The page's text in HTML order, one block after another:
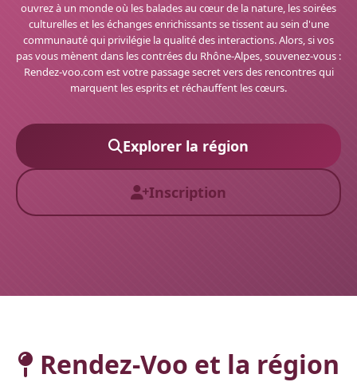
ouvrez à un monde où les balades au cœur de la nature, les soirées
culturelles et les échanges enrichissants se tissent au sein d'une
communauté qui privilégie la qualité des interactions. Alors, si vos
pas vous mènent dans les contrées du Rhône-Alpes, souvenez-vous :
Rendez-voo.com est votre passage secret vers des rencontres qui
marquent les esprits et réchauffent les cœurs.
Explorer la région
Inscription
Rendez-Voo et la région